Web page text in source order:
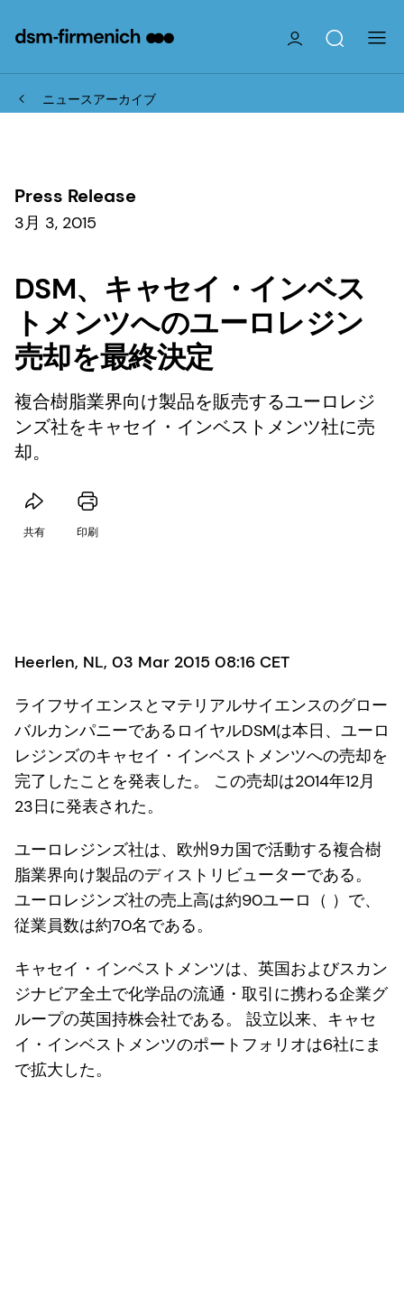
ニュースアーカイブ
Press Release
3月 3, 2015
DSM、キャセイ・インベス
トメンツへのユーロレジン
売却を最終決定
複合樹脂業界向け製品を販売するユーロレジ
ンズ社をキャセイ・インベストメンツ社に売
却。
共有 印刷
Heerlen, NL, 03 Mar 2015 08:16 CET
ライフサイエンスとマテリアルサイエンスのグロー
バルカンパニーであるロイヤルDSMは本日、ユーロ
レジンズのキャセイ・インベストメンツへの売却を
完了したことを発表した。 この売却は2014年12月
23日に発表された。
ユーロレジンズ社は、欧州9カ国で活動する複合樹
脂業界向け製品のディストリビューターである。
ユーロレジンズ社の売上高は約90ユーロ（ ）で、
従業員数は約70名である。
キャセイ・インベストメンツは、英国およびスカン
ジナビア全土で化学品の流通・取引に携わる企業グ
ループの英国持株会社である。 設立以来、キャセ
イ・インベストメンツのポートフォリオは6社にま
で拡大した。